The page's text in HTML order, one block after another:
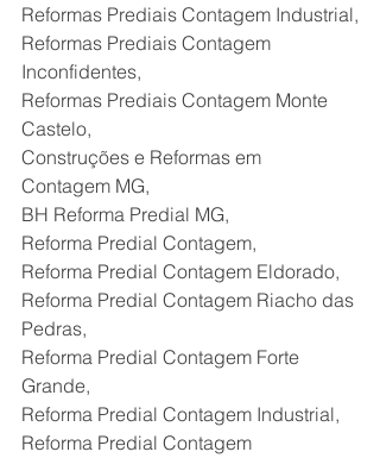
Reformas Prediais Contagem Industrial,
Reformas Prediais Contagem
Inconfidentes,
Reformas Prediais Contagem Monte
Castelo,
Construções e Reformas em
Contagem MG,
BH Reforma Predial MG,
Reforma Predial Contagem,
Reforma Predial Contagem Eldorado,
Reforma Predial Contagem Riacho das
Pedras,
Reforma Predial Contagem Forte
Grande,
Reforma Predial Contagem Industrial,
Reforma Predial Contagem